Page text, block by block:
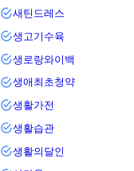
새틴드레스
생고기수육
생로랑와이백
생애최초청약
생활가전
생활습관
생활의달인